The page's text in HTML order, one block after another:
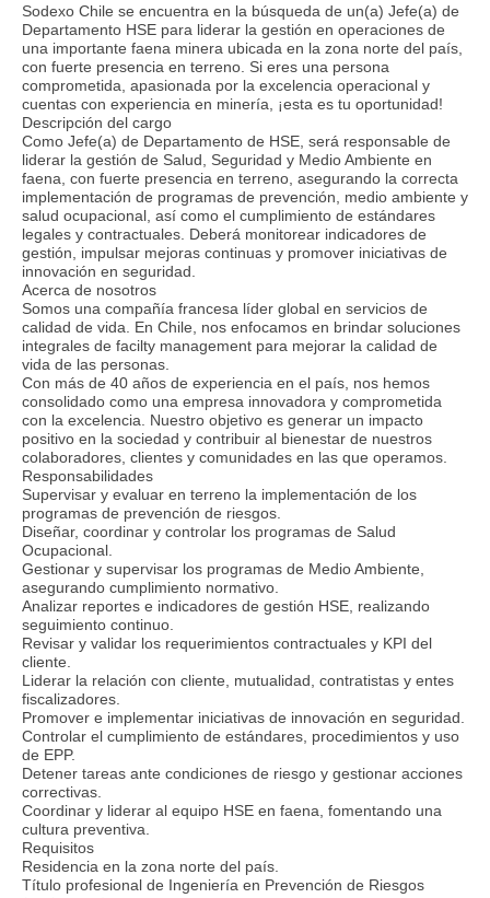
Sodexo Chile se encuentra en la búsqueda de un(a) Jefe(a) de
Departamento HSE para liderar la gestión en operaciones de
una importante faena minera ubicada en la zona norte del país,
con fuerte presencia en terreno. Si eres una persona
comprometida, apasionada por la excelencia operacional y
cuentas con experiencia en minería, ¡esta es tu oportunidad!
Descripción del cargo
Como Jefe(a) de Departamento de HSE, será responsable de
liderar la gestión de Salud, Seguridad y Medio Ambiente en
faena, con fuerte presencia en terreno, asegurando la correcta
implementación de programas de prevención, medio ambiente y
salud ocupacional, así como el cumplimiento de estándares
legales y contractuales. Deberá monitorear indicadores de
gestión, impulsar mejoras continuas y promover iniciativas de
innovación en seguridad.
Acerca de nosotros
Somos una compañía francesa líder global en servicios de
calidad de vida. En Chile, nos enfocamos en brindar soluciones
integrales de facilty management para mejorar la calidad de
vida de las personas.
Con más de 40 años de experiencia en el país, nos hemos
consolidado como una empresa innovadora y comprometida
con la excelencia. Nuestro objetivo es generar un impacto
positivo en la sociedad y contribuir al bienestar de nuestros
colaboradores, clientes y comunidades en las que operamos.
Responsabilidades
Supervisar y evaluar en terreno la implementación de los
programas de prevención de riesgos.
Diseñar, coordinar y controlar los programas de Salud
Ocupacional.
Gestionar y supervisar los programas de Medio Ambiente,
asegurando cumplimiento normativo.
Analizar reportes e indicadores de gestión HSE, realizando
seguimiento continuo.
Revisar y validar los requerimientos contractuales y KPI del
cliente.
Liderar la relación con cliente, mutualidad, contratistas y entes
fiscalizadores.
Promover e implementar iniciativas de innovación en seguridad.
Controlar el cumplimiento de estándares, procedimientos y uso
de EPP.
Detener tareas ante condiciones de riesgo y gestionar acciones
correctivas.
Coordinar y liderar al equipo HSE en faena, fomentando una
cultura preventiva.
Requisitos
Residencia en la zona norte del país.
Título profesional de Ingeniería en Prevención de Riesgos